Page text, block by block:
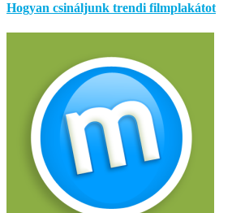
Hogyan csináljunk trendi filmplakátot